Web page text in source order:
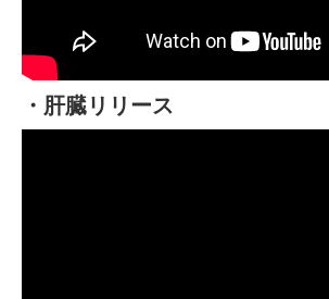
・肝臓リリース